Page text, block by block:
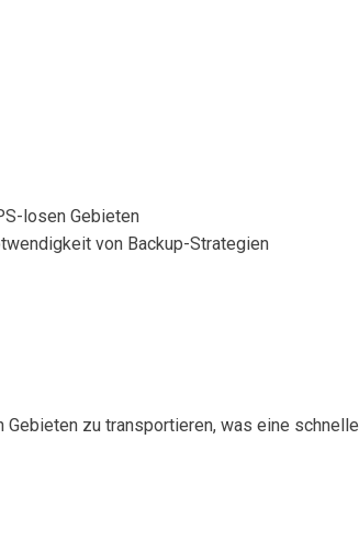
losen Gebieten
von Backup-Strategien
zu transportieren, was eine